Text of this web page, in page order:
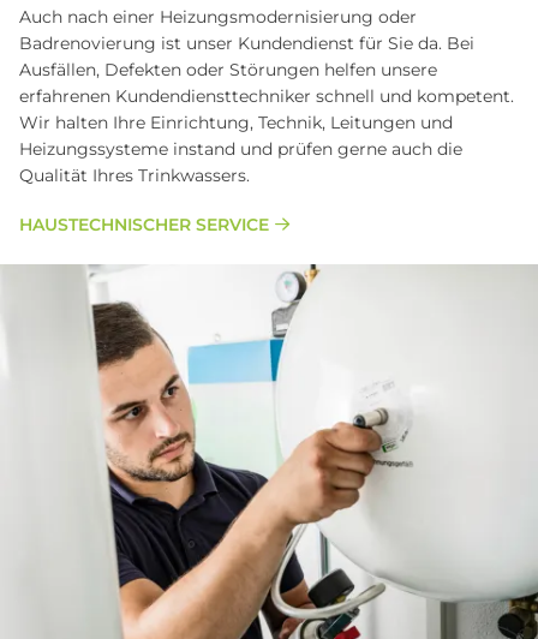
Auch nach einer Heizungsmodernisierung oder
Badrenovierung ist unser Kundendienst für Sie da. Bei
Ausfällen, Defekten oder Störungen helfen unsere
erfahrenen Kundendiensttechniker schnell und kompetent.
Wir halten Ihre Einrichtung, Technik, Leitungen und
Heizungssysteme instand und prüfen gerne auch die
Qualität Ihres Trinkwassers.
HAUSTECHNISCHER SERVICE